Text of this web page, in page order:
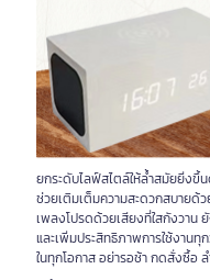
ยกระดับไลฟ์สไตล์ให้ล้ำสมัยยิ่งขึ้
ช่วยเติมเต็มความสะดวกสบายด้
เพลงโปรดด้วยเสียงที่ใสกังวาน
และเพิ่มประสิทธิภาพการใช้งาน
ในทุกโอกาส อย่ารอช้า กดสั่งซื้อ